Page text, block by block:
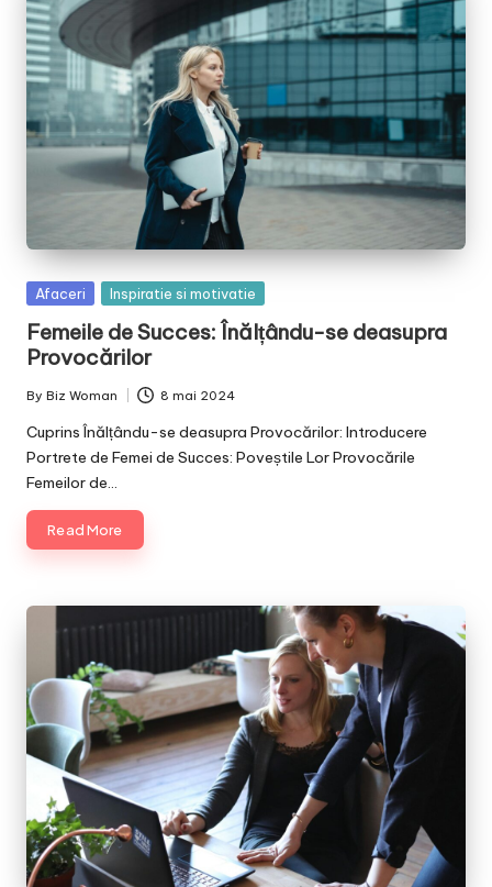
Posted
Afaceri Inspiratie si motivatie
Femeile de Succes: Înălțându-se deasupra
Provocărilor
Posted
by
By Biz Woman 8 mai 2024
Cuprins Înălțându-se deasupra Provocărilor: Introducere
Portrete de Femei de Succes: Poveștile Lor Provocările
Femeilor de…
Read More